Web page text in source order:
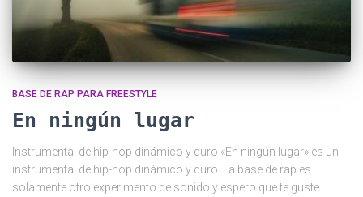
BASE DE RAP PARA FREESTYLE
En ningún lugar
Instrumental de hip-hop dinámico y duro «En ningún lugar» es un
instrumental de hip-hop dinámico y duro. La base de rap es
solamente otro experimento de sonido y espero que te guste.